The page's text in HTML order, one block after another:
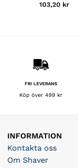
103,20 kr
FRI LEVERANS
Köp över 499 kr
INFORMATION
Kontakta oss
Om Shaver